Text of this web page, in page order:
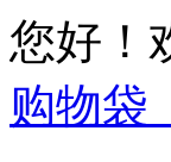
您好
购物袋